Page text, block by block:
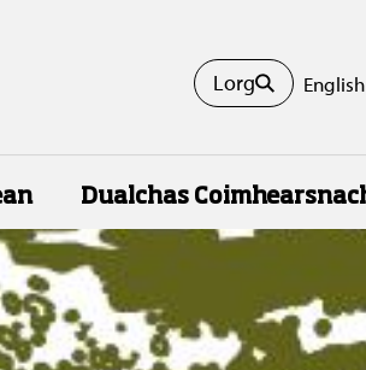
Lorg English
Dualchas